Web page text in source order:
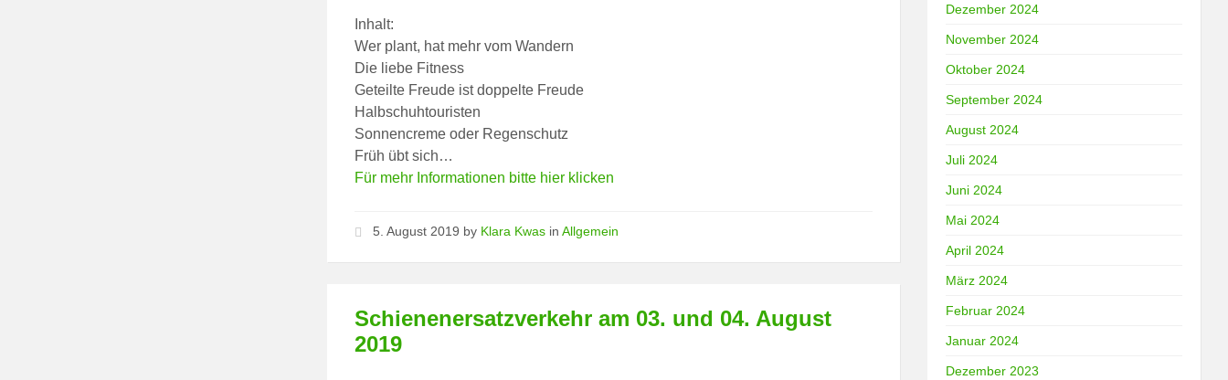
Inhalt:
Wer plant, hat mehr vom Wandern
Die liebe Fitness
Geteilte Freude ist doppelte Freude
Halbschuhtouristen
Sonnencreme oder Regenschutz
Früh übt sich…
Für mehr Informationen bitte hier klicken
5. August 2019 by Klara Kwas inAllgemein
Schienenersatzverkehr am 03. und 04. August
2019
Dezember 2024
November 2024
Oktober 2024
September 2024
August 2024
Juli 2024
Juni 2024
Mai 2024
April 2024
März 2024
Februar 2024
Januar 2024
Dezember 2023